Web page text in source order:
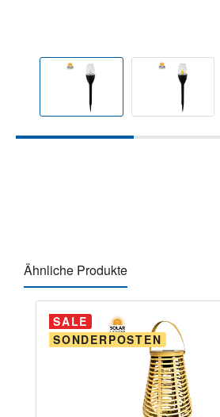
Ähnliche Produkte
Produktgalerie überspringen
SALE
SONDERPOSTEN